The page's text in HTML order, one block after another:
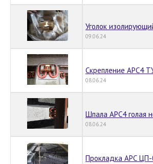
Уголок
09.06.24
Скрепление АРС4
08.06.24
Шпала АРС4 голая
08.06.24
Прокладка АРС ЦП-